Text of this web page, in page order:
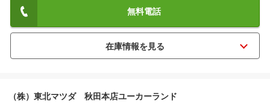
無料電話
（株）東北マツダ 秋田本店ユーカーランド